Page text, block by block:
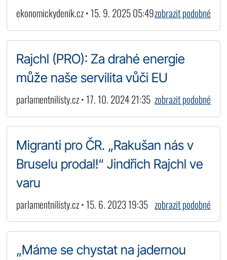
ekonomickydenik.cz • 15. 9. 2025 05:49zobrazit podobné
Rajchl (PRO): Za drahé energie
může naše servilita vůči EU
parlamentnilisty.cz • 17. 10. 2024 21:35 zobrazit podobné
Migranti pro ČR. „Rakušan nás v
Bruselu prodal!“ Jindřich Rajchl ve
varu
parlamentnilisty.cz • 15. 6. 2023 19:35 zobrazit podobné
„Máme se chystat na jadernou